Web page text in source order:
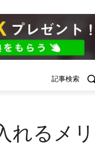
記事検索
れるメリ